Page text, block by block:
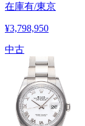
在庫有/東京
¥3,798,950
中古